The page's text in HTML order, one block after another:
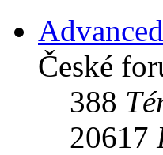
České
388
20617